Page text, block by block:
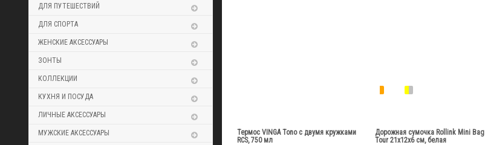
ДЛЯ ПУТЕШЕСТВИЙ
ДЛЯ СПОРТА
ЖЕНСКИЕ АКСЕССУАРЫ
ЗОНТЫ
КОЛЛЕКЦИИ
КУХНЯ И ПОСУДА
ЛИЧНЫЕ АКСЕССУАРЫ
МУЖСКИЕ АКСЕССУАРЫ
Термос VINGA Tono с двумя кружками
RCS, 750 мл
Дорожная сумочка Rollink Mini Bag
Tour 21x12x6 см, белая